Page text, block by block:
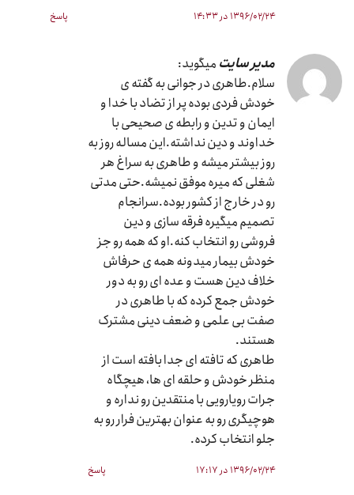
۱۳۹۶/۰۲/۲۴ در ۱۴:۳۳ پاسخ
مدیر سایت میگوید:
سلام.طاهری در جوانی به گفته ی
خودش فردی بوده پر از تضاد با خدا و
ایمان و تدین و رابطه ی صحیحی با
خداوند و دین نداشته.این مساله روز به
روز بیشتر میشه و طاهری به سراغ هر
شغلی که میره موفق نمیشه.حتی مدتی
رو در خارج از کشور بوده.سرانجام
تصمیم میگیره فرقه سازی و دین
فروشی رو انتخاب کنه.او که همه رو جز
خودش بیمار میدونه همه ی حرفاش
خلاف دین هست و عده ای رو به دور
خودش جمع کرده که با طاهری در
صفت بی علمی و ضعف دینی مشترک
هستند.
طاهری که تافته ای جدا بافته است از
منظر خودش و حلقه ای ها، هیچگاه
جرات رویارویی با منتقدین رو نداره و
هوچیگری رو به عنوان بهترین فرار رو به
جلو انتخاب کرده.
۱۳۹۶/۰۲/۲۴ در ۱۷:۱۷ پاسخ